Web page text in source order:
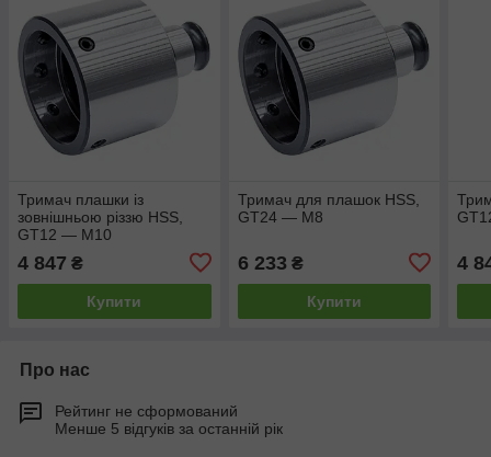
Тримач плашки із
зовнішньою різзю HSS,
GT12 — M10
4 847 ₴
Купити
Тримач для плашок HSS,
GT24 — M8
6 233 ₴
Купити
4
Про нас
Рейтинг не сформований
Менше 5 відгуків за останній рік